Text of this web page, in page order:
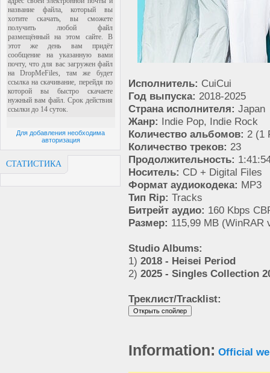
Для добавления необходима
авторизация
СТАТИСТИКА
Исполнитель: CuiCui
Год выпуска: 2018-2025
Страна исполнителя: Japan
Жанр: Indie Pop, Indie Rock
Количество альбомов: 2 (1
Количество треков: 23
Продолжительность:
Носитель: CD + Digital Files
Формат аудиокодека: MP3
Тип Rip: Tracks
Битрейт аудио: 160 Kbps
Размер: 115,99 MB (WinRAR
Studio Albums:
1) 2018 - Heisei Period
2) 2025 - Singles Collection
Треклист/Tracklist:
Information: Official